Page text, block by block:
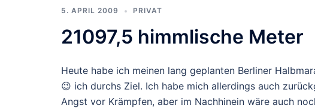
5. APRIL 2009 PRIVAT
21097,5 himmlische Meter
Heute habe ich meinen lang geplanten Berliner
😉 ich durchs Ziel. Ich habe mich allerdings auch
Angst vor Krämpfen, aber im Nachhinein wäre auch